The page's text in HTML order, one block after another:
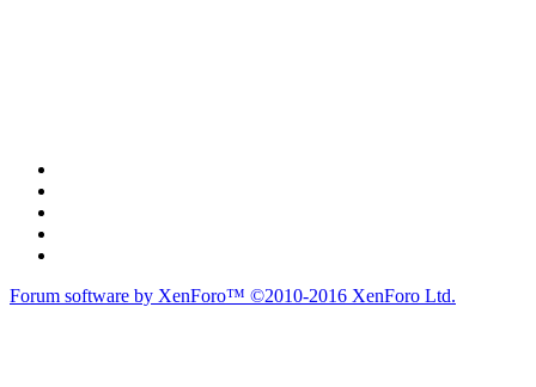
Forum software by XenForo™ ©2010-2016 XenForo Ltd.